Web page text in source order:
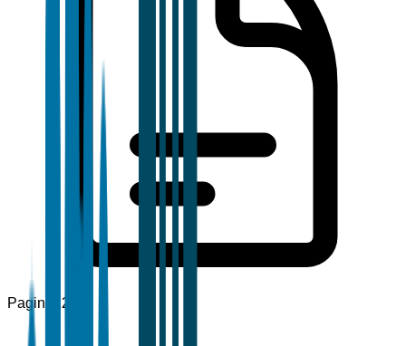
Pagine 120+